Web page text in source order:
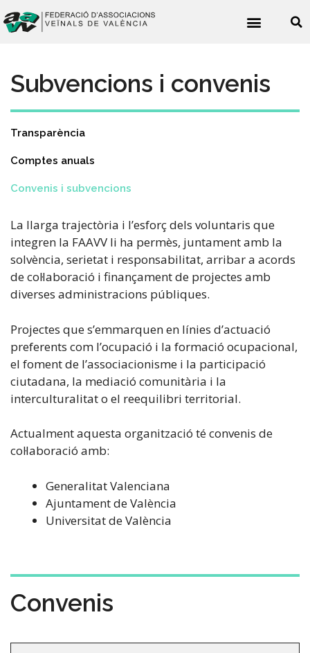
Subvencions i convenis
Transparència
Comptes anuals
Convenis i subvencions
La llarga trajectòria i l’esforç dels voluntaris que
integren la FAAVV li ha permès, juntament amb la
solvència, serietat i responsabilitat, arribar a acords
de col·laboració i finançament de projectes amb
diverses administracions públiques.
Projectes que s’emmarquen en línies d’actuació
preferents com l’ocupació i la formació ocupacional,
el foment de l’associacionisme i la participació
ciutadana, la mediació comunitària i la
interculturalitat o el reequilibri territorial.
Actualment aquesta organització té convenis de
col·laboració amb:
Generalitat Valenciana
Ajuntament de València
Universitat de València
Convenis